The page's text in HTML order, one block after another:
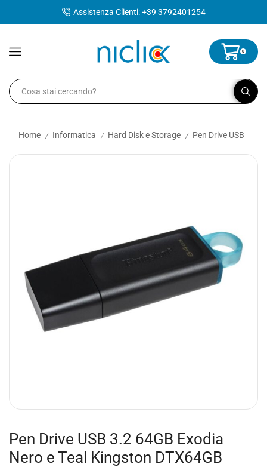
Assistenza Clienti: +39 3792401254
0
Home / Informatica / Hard Disk e Storage / Pen Drive USB
Pen Drive USB 3.2 64GB Exodia
Nero e Teal Kingston DTX64GB